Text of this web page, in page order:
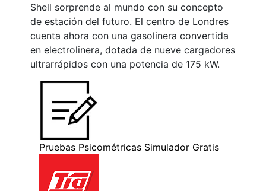
Shell sorprende al mundo con su concepto
de estación del futuro. El centro de Londres
cuenta ahora con una gasolinera convertida
en electrolinera, dotada de nueve cargadores
ultrarrápidos con una potencia de 175 kW.